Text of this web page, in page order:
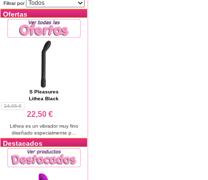
Filtrar por
Ofertas
S Pleasures
Lithea Black
24,95 €
22,50 €
Lithea es un vibrador muy fino
diseñado especialmente p...
Destacados